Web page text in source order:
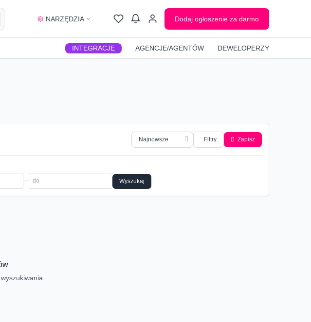
NARZĘDZIA Dodaj ogłoszenie za darmo
INTEGRACJE AGENCJE/AGENTÓW DEWELOPERZY
Filtry Zapisz
— Wyszukaj